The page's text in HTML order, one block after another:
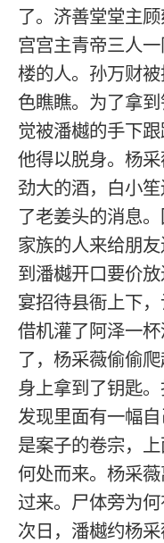
了。济善堂堂主
宫宫主青帝三人
楼的人。孙万财
色瞧瞧。为了拿
觉被潘樾的手下
他得以脱身。杨
劲大的酒，白小
了老姜头的消息
家族的人来给朋
到潘樾开口要价
宴招待县衙上下
借机灌了阿泽一
了，杨采薇偷偷
身上拿到了钥匙
发现里面有一幅
是案子的卷宗，
何处而来。杨采
过来。尸体旁为何
次日，潘樾约杨